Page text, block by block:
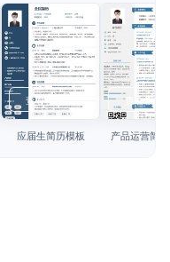
查看模板
应届生简历模板
查看模板
产品运营简